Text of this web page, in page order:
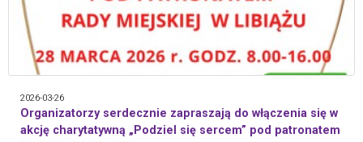
2026-03-26
Organizatorzy serdecznie zapraszają do włączenia się w
akcję charytatywną „Podziel się sercem” pod patronatem